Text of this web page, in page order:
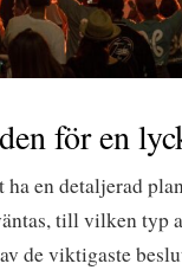
för en
ha en detaljerad
till vilken typ
de viktigaste